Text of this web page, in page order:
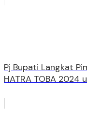
Pj Bupati Langkat
HATRA TOBA 2024